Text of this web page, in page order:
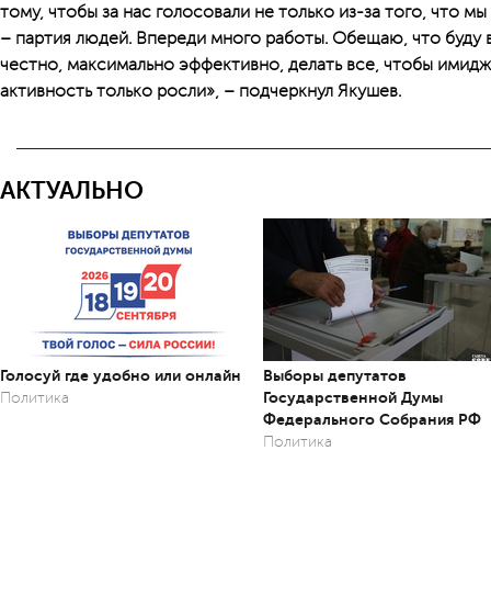
тому, чтобы за нас голосовали не только из-за того, что
– партия людей. Впереди много работы. Обещаю, что буду
честно, максимально эффективно, делать все, чтобы
активность только росли», – подчеркнул Якушев.
АКТУАЛЬНО
Голосуй где удобно или онлайн
Политика
Выборы депутатов
Государственной Думы
Федерального Собрания РФ
Политика